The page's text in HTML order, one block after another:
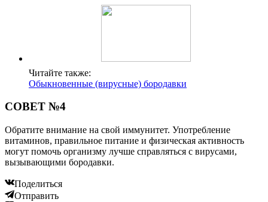
Читайте также:
Обыкновенные (вирусные) бородавки
СОВЕТ №4
Обратите внимание на свой иммунитет. Употребление
витаминов, правильное питание и физическая активность
могут помочь организму лучше справляться с вирусами,
вызывающими бородавки.
Поделиться
Отправить